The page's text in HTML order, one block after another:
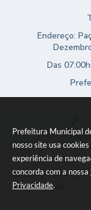
Prefeitura Municipal
nosso site usa
experiência de
concorda com a nossa
Privacidade.
Endereço:
Das
Portal
Copyright Instar - 2006-
Instar Tecnologia